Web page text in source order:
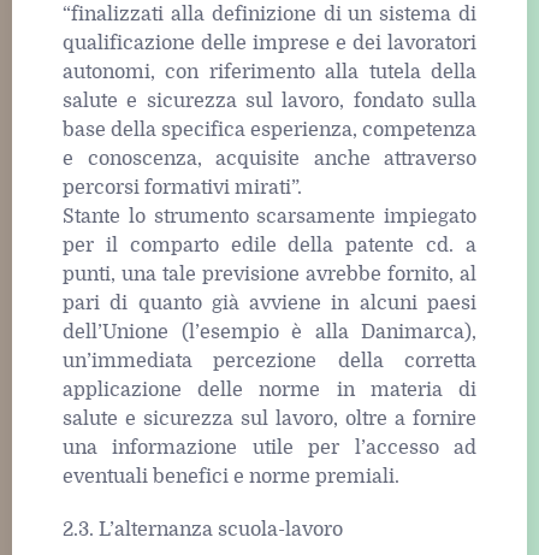
“finalizzati alla definizione di un sistema di
qualificazione delle imprese e dei lavoratori
autonomi, con riferimento alla tutela della
salute e sicurezza sul lavoro, fondato sulla
base della specifica esperienza, competenza
e conoscenza, acquisite anche attraverso
percorsi formativi mirati”.
Stante lo strumento scarsamente impiegato
per il comparto edile della patente cd. a
punti, una tale previsione avrebbe fornito, al
pari di quanto già avviene in alcuni paesi
dell’Unione (l’esempio è alla Danimarca),
un’immediata percezione della corretta
applicazione delle norme in materia di
salute e sicurezza sul lavoro, oltre a fornire
una informazione utile per l’accesso ad
eventuali benefici e norme premiali.
2.3. L’alternanza scuola-lavoro